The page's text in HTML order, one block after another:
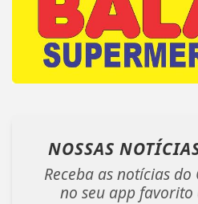
NOSSAS
Receba as notícias
no seu app favorito